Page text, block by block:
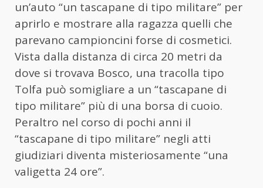
un’auto “un tascapane di tipo militare” per
aprirlo e mostrare alla ragazza quelli che
parevano campioncini forse di cosmetici.
Vista dalla distanza di circa 20 metri da
dove si trovava Bosco, una tracolla tipo
Tolfa può somigliare a un “tascapane di
tipo militare” più di una borsa di cuoio.
Peraltro nel corso di pochi anni il
“tascapane di tipo militare” negli atti
giudiziari diventa misteriosamente “una
valigetta 24 ore”.